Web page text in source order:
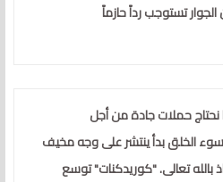
تستوجب رداً حازماً
نحتاج حملات جادة من أجل
الخلق بدأ ينتشر على وجه مخيف
بالله تعالى. "كوريدكنات" توسع